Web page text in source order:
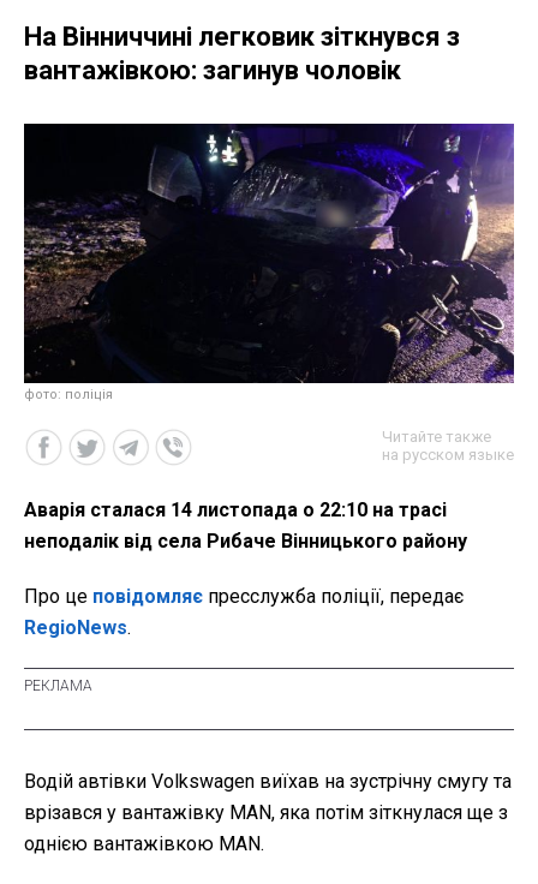
На Вінниччині легковик зіткнувся з
вантажівкою: загинув чоловік
фото: поліція
Читайте также
на русском языке
Аварія сталася 14 листопада о 22:10 на трасі
неподалік від села Рибаче Вінницького району
Про це повідомляє пресслужба поліції, передає
RegioNews.
Водій автівки Volkswagen виїхав на зустрічну смугу та
врізався у вантажівку MAN, яка потім зіткнулася ще з
однією вантажівкою MAN.